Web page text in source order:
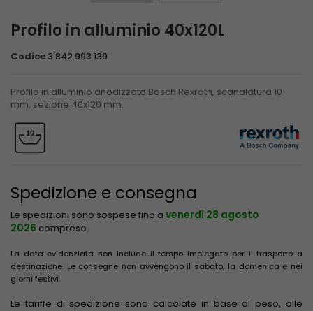
Profilo in alluminio 40x120L
Codice 3 842 993 139
Profilo in alluminio anodizzato Bosch Rexroth, scanalatura 10
mm, sezione 40x120 mm.
Spedizione e consegna
Le spedizioni sono sospese fino a venerdì 28 agosto
2026 compreso.
La data evidenziata non include il tempo impiegato per il trasporto a
destinazione. Le consegne non avvengono il sabato, la domenica e nei
giorni festivi.
Le tariffe di spedizione sono calcolate in base al peso, alle